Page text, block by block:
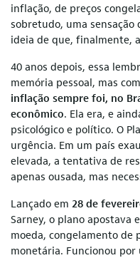
inflação, de preços
sobretudo, uma
ideia de que, finalmente,
40 anos depois, essa
memória pessoal, mas
inflação sempre foi, no
econômico. Ela era, e
psicológico e político. O
urgência. Em um país
elevada, a tentativa de
apenas ousada, mas
Lançado em 28 de
Sarney, o plano apostava
moeda, congelamento de
monetária. Funcionou